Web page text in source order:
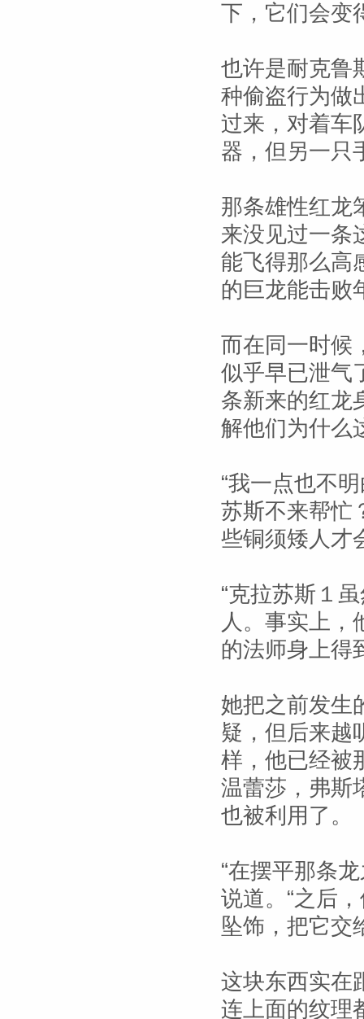
下，它们会变
也许是耐克鲁
种偷盗行为做
过来，对着车
器，但另一只
那条雄性红龙
来没见过一条
能飞得那么高
的巨龙能击败
而在同一时候
似乎早已泄气
条新来的红龙
解他们为什么
“我一点也不
苏斯不来帮忙
些铜须矮人才
“克拉苏斯１
人。事实上，
的法师身上得
她把之前发生
疑，但后来越
样，他已经被
温蕾莎，弗斯
也被利用了。
“在摆平那条
说道。“之后
坠饰，把它交
这块东西实在
连上面的纹理